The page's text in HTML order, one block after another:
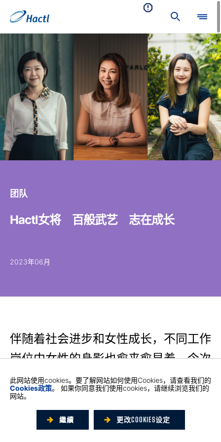
团队
Hactl女将 百般武艺 志在成长
2023年06月
伴随着社会进步和女性成长，不同工作
岗位中女性的身影也愈来愈显着。今次
我们穿梭香港空运货站（Hactl），探
访各怀绝技、百般武艺在一身的Hactl
此网站使用cookies。要了解网站如何使用Cookies，请查看我们的
Cookies政策。 如果你同意我们使用cookies，请继续浏览我们的
网站。
繼續 更改COOKIES设定